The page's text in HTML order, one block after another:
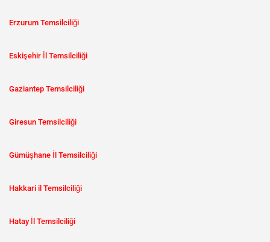
Erzurum Temsilciliği
Eskişehir İl Temsilciliği
Gaziantep Temsilciliği
Giresun Temsilciliği
Gümüşhane İl Temsilciliği
Hakkari il Temsilciliği
Hatay İl Temsilciliği